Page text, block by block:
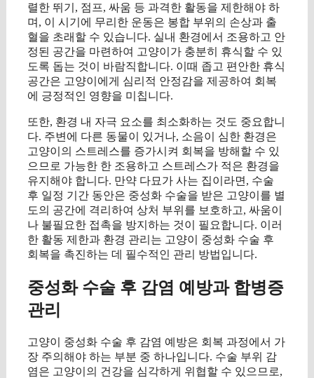
렬한 뛰기, 점프, 싸움 등 과격한 활동을 제한해야 하
며, 이 시기에 무리한 운동은 봉합 부위의 손상과 출
혈을 초래할 수 있습니다. 실내 환경에서 조용하고 안
정된 공간을 마련하여 고양이가 충분히 휴식할 수 있
도록 돕는 것이 바람직합니다. 이때 좁고 편안한 휴식
공간은 고양이에게 심리적 안정감을 제공하여 회복
에 긍정적인 영향을 미칩니다.
또한, 환경 내 자극 요소를 최소화하는 것도 중요합니
다. 주변에 다른 동물이 있거나, 소음이 심한 환경은
고양이의 스트레스를 증가시켜 회복을 방해할 수 있
으므로 가능한 한 조용하고 스트레스가 적은 환경을
유지해야 합니다. 만약 다묘가 사는 집이라면, 수술
후 일정 기간 동안은 중성화 수술을 받은 고양이를 별
도의 공간에 격리하여 상처 부위를 보호하고, 싸움이
나 불필요한 접촉을 방지하는 것이 필요합니다. 이러
한 활동 제한과 환경 관리는 고양이 중성화 수술 후
회복을 촉진하는 데 필수적인 관리 방법입니다.
중성화 수술 후 감염 예방과 합병증
관리
고양이 중성화 수술 후 감염 예방은 회복 과정에서 가
장 주의해야 하는 부분 중 하나입니다. 수술 부위 감
염은 고양이의 건강을 심각하게 위협할 수 있으므로,